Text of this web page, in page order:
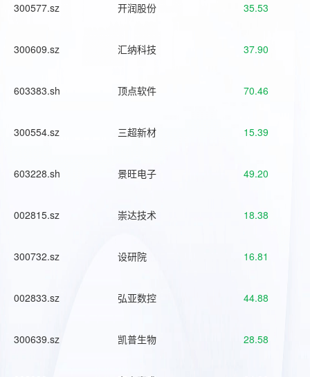
300577.sz 开润股份 35.53
300609.sz 汇纳科技 37.90
603383.sh 顶点软件 70.46
300554.sz 三超新材 15.39
603228.sh 景旺电子 49.20
002815.sz 崇达技术 18.38
300732.sz 设研院 16.81
002833.sz 弘亚数控 44.88
300639.sz 凯普生物 28.58